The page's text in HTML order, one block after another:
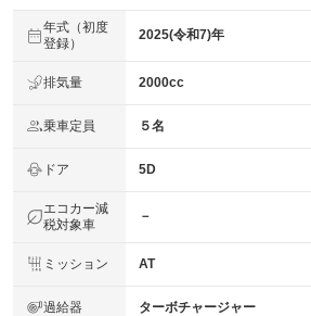
年式（初度
登録）
2025(令和7)年
排気量 2000cc
乗車定員 ５名
ドア 5D
エコカー減
税対象車
－
ミッション AT
過給器 ターボチャージャー